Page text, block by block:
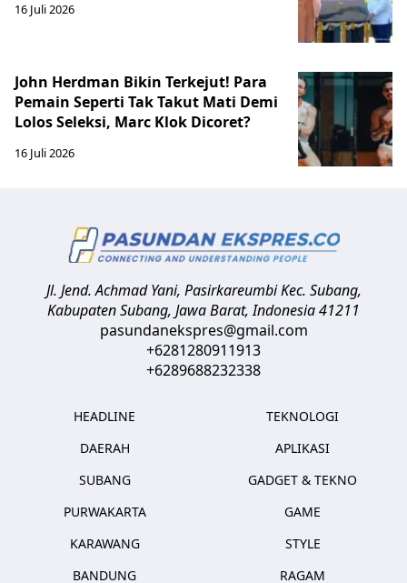
16 Juli 2026
John Herdman Bikin Terkejut! Para
Pemain Seperti Tak Takut Mati Demi
Lolos Seleksi, Marc Klok Dicoret?
16 Juli 2026
Jl. Jend. Achmad Yani, Pasirkareumbi Kec. Subang,
Kabupaten Subang, Jawa Barat,Indonesia41211
pasundanekspres@gmail.com
+6281280911913
+6289688232338
HEADLINE
DAERAH
SUBANG
PURWAKARTA
KARAWANG
BANDUNG
TEKNOLOGI
APLIKASI
GADGET & TEKNO
GAME
STYLE
RAGAM